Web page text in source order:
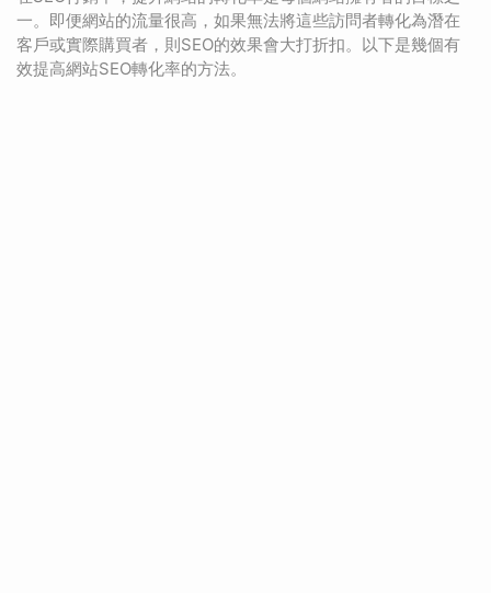
一。即便網站的流量很高，如果無法將這些訪問者轉化為潛在
客戶或實際購買者，則SEO的效果會大打折扣。以下是幾個有
效提高網站SEO轉化率的方法。